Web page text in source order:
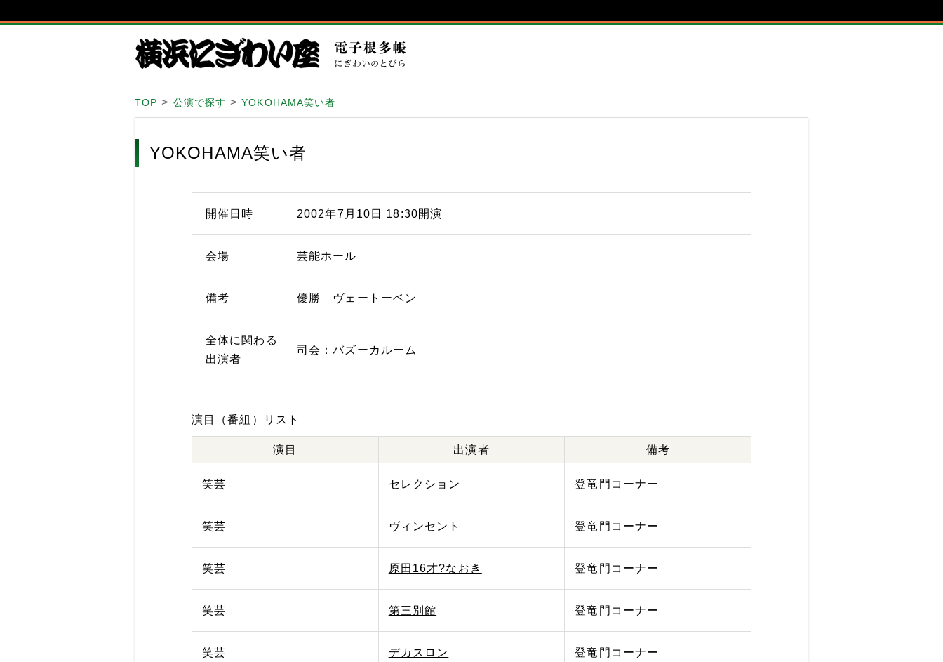
TOP 公演で探す YOKOHAMA笑い者
YOKOHAMA笑い者
開催日時 2002年7月10日 18:30開演
会場 芸能ホール
備考 優勝 ヴェートーベン
全体に関わる
出演者
司会：バズーカルーム
演目（番組）リスト
演目 出演者 備考
笑芸 セレクション 登竜門コーナー
笑芸 ヴィンセント 登竜門コーナー
笑芸 原田16才?なおき 登竜門コーナー
笑芸 第三別館 登竜門コーナー
笑芸 デカスロン 登竜門コーナー